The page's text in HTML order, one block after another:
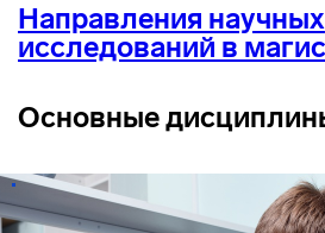
Направления научных
исследований в
Основные